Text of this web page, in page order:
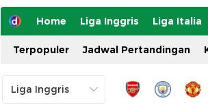
Home Liga Inggris Liga Italia
Terpopuler Jadwal Pertandingan